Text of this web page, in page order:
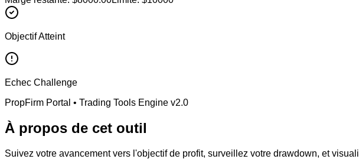
Objectif Atteint
Echec Challenge
PropFirm Portal • Trading Tools Engine v2.0
À propos de cet outil
Suivez votre avancement vers l'objectif de profit, surveillez votre drawdown, et